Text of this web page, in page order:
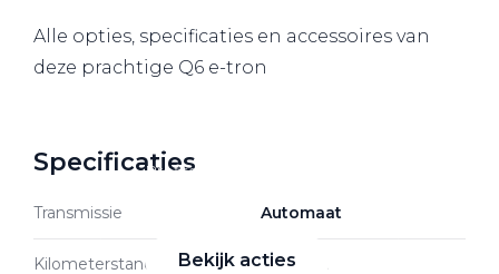
Profiteer van zakelijk
Bekijk acties
Alle opties, specificaties en accessoires van
deze prachtige Q6 e-tron
Specificaties
Transmissie Automaat
Kilometerstand 5.251 km